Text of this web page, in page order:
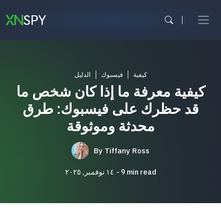
to
content
مراقبة الموظفين
شاهد الكل
الدليل فيسبوك كيفية
كيفية معرفة ما إذا كان شخص ما
قد حظرك على فيسبوك: طرق
محدثة وموثوقة
By Tiffany Ross
١٤ نوفمبر, ٢٠٢٥ 9 min read